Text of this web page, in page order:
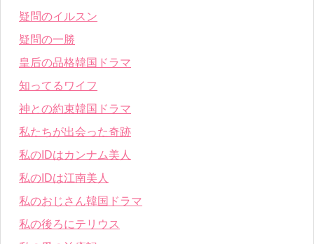
疑問のイルスン
疑問の一勝
皇后の品格韓国ドラマ
知ってるワイフ
神との約束韓国ドラマ
私たちが出会った奇跡
私のIDはカンナム美人
私のIDは江南美人
私のおじさん韓国ドラマ
私の後ろにテリウス